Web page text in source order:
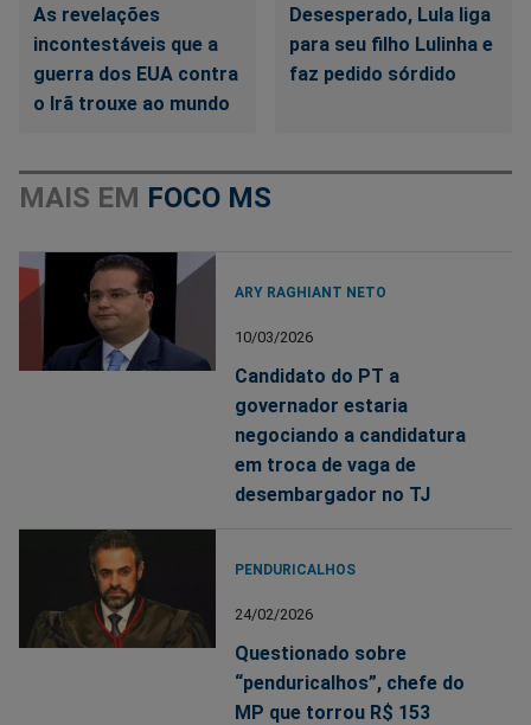
As revelações
incontestáveis que a
guerra dos EUA contra
o Irã trouxe ao mundo
Desesperado, Lula liga
para seu filho Lulinha e
faz pedido sórdido
MAIS EM FOCO MS
ARY RAGHIANT NETO
10/03/2026
Candidato do PT a
governador estaria
negociando a candidatura
em troca de vaga de
desembargador no TJ
PENDURICALHOS
24/02/2026
Questionado sobre
“penduricalhos”, chefe do
MP que torrou R$ 153